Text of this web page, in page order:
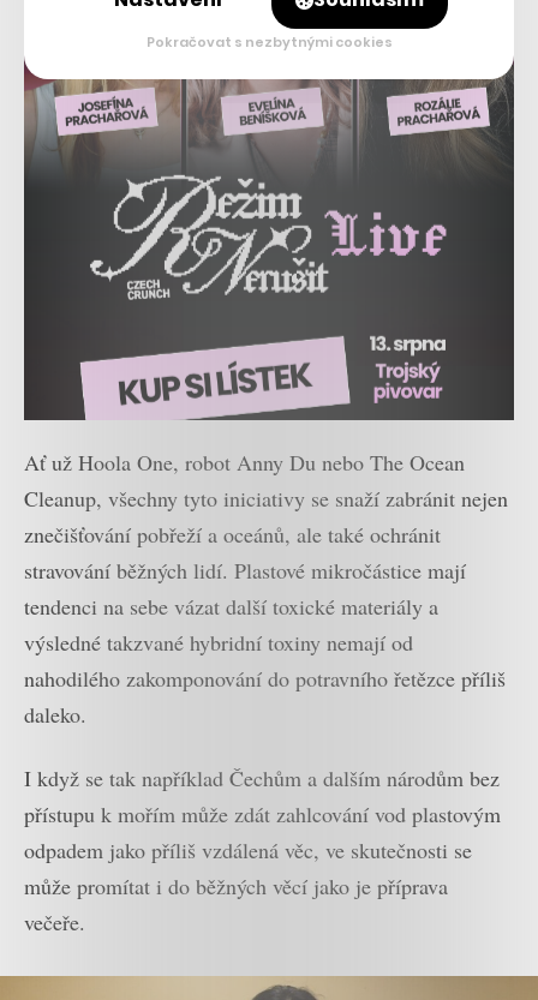
Ať už Hoola One, robot Anny Du nebo The Ocean
Cleanup, všechny tyto iniciativy se snaží zabránit nejen
znečišťování pobřeží a oceánů, ale také ochránit
stravování běžných lidí. Plastové mikročástice mají
tendenci na sebe vázat další toxické materiály a
výsledné takzvané hybridní toxiny nemají od
nahodilého zakomponování do potravního řetězce příliš
daleko.
I když se tak například Čechům a dalším národům bez
přístupu k mořím může zdát zahlcování vod plastovým
odpadem jako příliš vzdálená věc, ve skutečnosti se
může promítat i do běžných věcí jako je příprava
večeře.
Pokračovat s nezbytnými cookies